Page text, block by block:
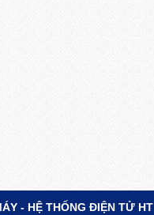
- HỆ THỐNG ĐIỆN TỬ HT